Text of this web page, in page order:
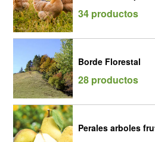
34 productos
Borde Florestal
28 productos
Perales arboles